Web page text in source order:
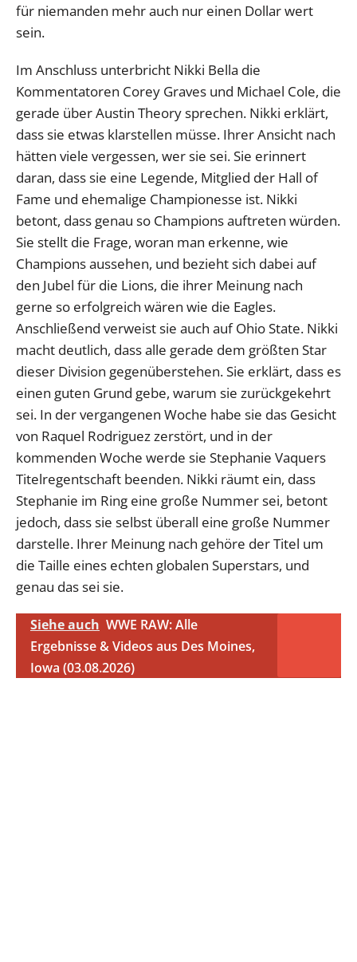
für niemanden mehr auch nur einen Dollar wert
sein.
Im Anschluss unterbricht Nikki Bella die
Kommentatoren Corey Graves und Michael Cole, die
gerade über Austin Theory sprechen. Nikki erklärt,
dass sie etwas klarstellen müsse. Ihrer Ansicht nach
hätten viele vergessen, wer sie sei. Sie erinnert
daran, dass sie eine Legende, Mitglied der Hall of
Fame und ehemalige Championesse ist. Nikki
betont, dass genau so Champions auftreten würden.
Sie stellt die Frage, woran man erkenne, wie
Champions aussehen, und bezieht sich dabei auf
den Jubel für die Lions, die ihrer Meinung nach
gerne so erfolgreich wären wie die Eagles.
Anschließend verweist sie auch auf Ohio State. Nikki
macht deutlich, dass alle gerade dem größten Star
dieser Division gegenüberstehen. Sie erklärt, dass es
einen guten Grund gebe, warum sie zurückgekehrt
sei. In der vergangenen Woche habe sie das Gesicht
von Raquel Rodriguez zerstört, und in der
kommenden Woche werde sie Stephanie Vaquers
Titelregentschaft beenden. Nikki räumt ein, dass
Stephanie im Ring eine große Nummer sei, betont
jedoch, dass sie selbst überall eine große Nummer
darstelle. Ihrer Meinung nach gehöre der Titel um
die Taille eines echten globalen Superstars, und
genau das sei sie.
Siehe auch WWE RAW: Alle
Ergebnisse & Videos aus Des Moines,
Iowa (03.08.2026)